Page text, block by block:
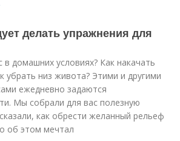
делать упражнения для
в домашних условиях? Как накачать
убрать низ живота? Этими и другими
ежедневно задаются
Мы собрали для вас полезную
как обрести желанный рельеф
об этом мечтал